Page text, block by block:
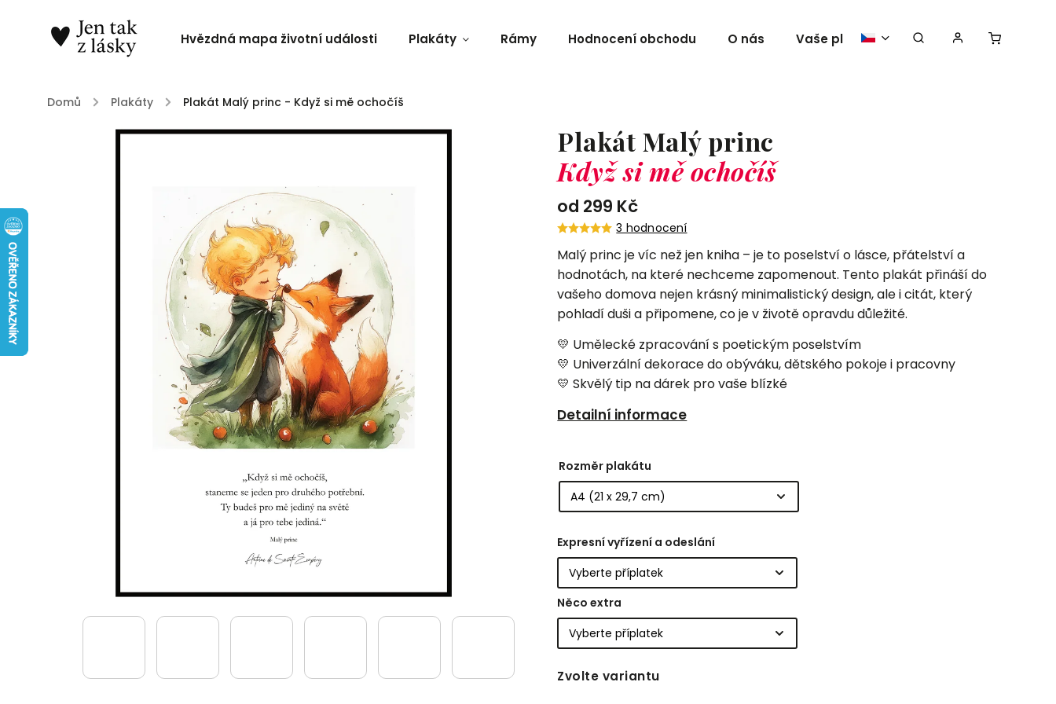
Hvězdná mapa životní události Plakáty Rámy Hodnocení obchodu O nás Vaše plakáty
Domů / Plakáty / Plakát Malý princ - Když si mě ochočíš
Plakát Malý princ
Když si mě ochočíš
od 299 Kč
3 hodnocení
Malý princ je víc než jen kniha – je to poselství o lásce, přátelství a
hodnotách, na které nechceme zapomenout. Tento plakát přináší do
vašeho domova nejen krásný minimalistický design, ale i citát, který
pohladí duši a připomene, co je v životě opravdu důležité.
💛 Umělecké zpracování s poetickým poselstvím
💛 Univerzální dekorace do obýváku, dětského pokoje i pracovny
💛 Skvělý tip na dárek pro vaše blízké
Detailní informace
Rozměr plakátu
Expresní vyřízení a odeslání
Něco extra
Zvolte variantu